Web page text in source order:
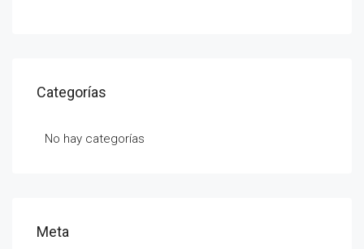
Categorías
No hay categorías
Meta